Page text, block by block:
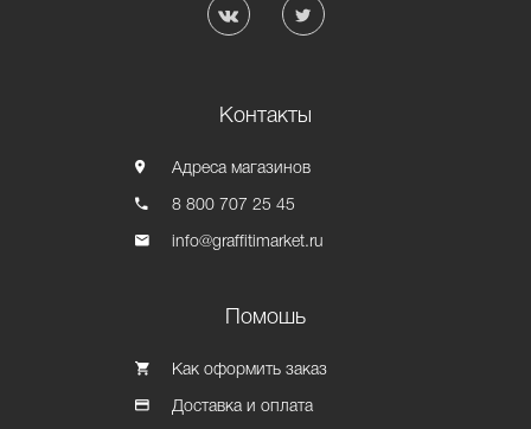
Контакты
Адреса магазинов
8 800 707 25 45
info@graffitimarket.ru
Помошь
Как оформить заказ
Доставка и оплата